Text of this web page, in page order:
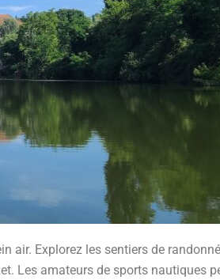
air. Explorez les sentiers de
Les amateurs de sports nautiques